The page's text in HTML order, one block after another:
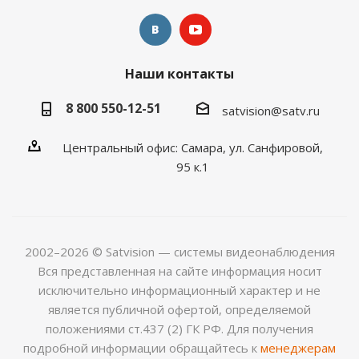
Наши контакты
8 800 550-12-51
satvision@satv.ru
Центральный офис: Самара, ул. Санфировой,
95 к.1
2002–2026 © Satvision — системы видеонаблюдения
Вся представленная на сайте информация носит
исключительно информационный характер и не
является публичной офертой, определяемой
положениями ст.437 (2) ГК РФ. Для получения
подробной информации обращайтесь к менеджерам